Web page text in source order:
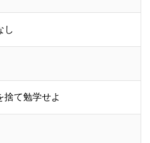
し
捨て勉学せよ